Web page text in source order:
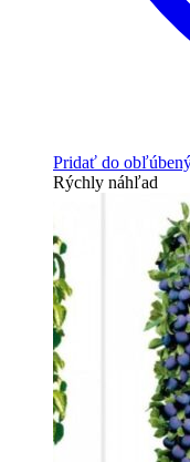
Pridať do
Rýchly náhľad